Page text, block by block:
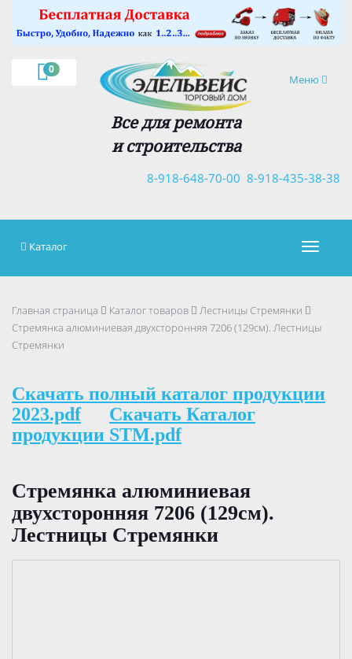
0
Навигация
Меню
Все для ремонта
и строительства
8-918-435-38-38
8-918-648-70-00
×
Каталог
Главная страница Каталог товаров
Лестницы Стремянки
Стремянка алюминиевая двухсторонняя 7206 (129см). Лестницы
Стремянки
Скачать полный каталог продукции
2023.pdf
Скачать Каталог
продукции STM.pdf
Стремянка алюминиевая
двухсторонняя 7206 (129см).
Лестницы Стремянки